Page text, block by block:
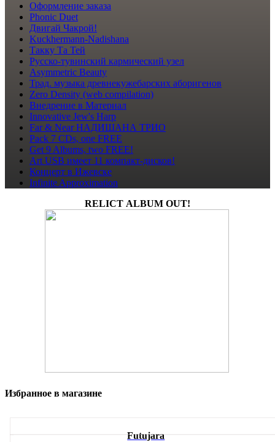
Оформление заказа
Phonic Duet
Двигай Чакрой!
Kuckhermann-Nadishana
Такку Та Тей
Русско-тувинский кармический узел
Asymmetric Beauty
Трад. музыка древнекужебарских аборигенов
Zero Density (web compilation)
Внедрение в Материал
Innovative Jew's Harp
Far & Near НАДИШАНА ТРИО
Pack 7 CDs, one FREE
Get 9 Albums, two FREE!
Art USB имеет 11 компакт-дисков!
Концерт в Ижевске
Infinite Approximation
RELICT ALBUM OUT!
Избранное в магазине
Futujara